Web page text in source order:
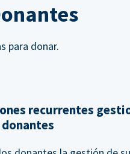
para donar.
recurrentes